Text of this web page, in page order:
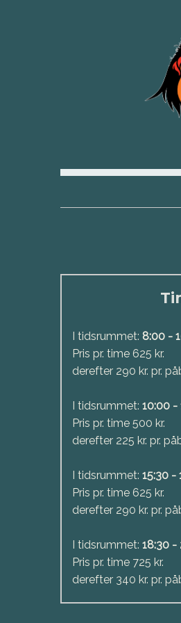
I tidsrummet: 8:00 -
Pris pr. time 625 kr.
derefter 290 kr. pr.
I tidsrummet: 10:00 -
Pris pr. time 500 kr.
derefter 225 kr. pr.
I tidsrummet: 15:30 -
Pris pr. time 625 kr.
derefter 290 kr. pr.
I tidsrummet: 18:30 -
Pris pr. time 725 kr.
derefter 340 kr. pr.